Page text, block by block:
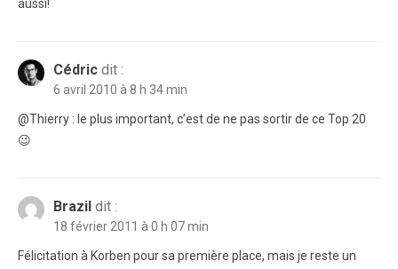
aussi!
Cédric dit :
6 avril 2010 à 8 h 34 min
@Thierry : le plus important, c’est de ne pas sortir de ce Top 20
😉
Brazil dit :
18 février 2011 à 0 h 07 min
Félicitation à Korben pour sa première place, mais je reste un